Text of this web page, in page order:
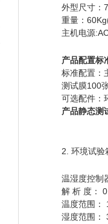
外型尺寸：
重量：
主机电源
产品配置
标准配置：
测试膜100
可选配件：
产品静态
2. 环境试验
温湿度控制
解 析 度：
温度范围
湿度范围：